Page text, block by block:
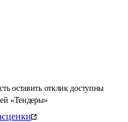
оставить отклик доступны
«Тендеры»